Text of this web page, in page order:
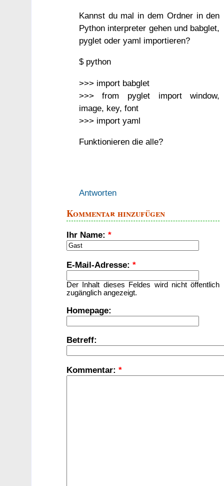
Kannst du mal in dem Ordner in den
Python interpreter gehen und babglet,
pyglet oder yaml importieren?
$ python
>>> import babglet
>>> from pyglet import window,
image, key, font
>>> import yaml
Funktionieren die alle?
Antworten
Kommentar hinzufügen
Ihr Name: *
E-Mail-Adresse: *
Der Inhalt dieses Feldes wird nicht öffentlich
zugänglich angezeigt.
Homepage:
Betreff:
Kommentar: *